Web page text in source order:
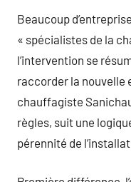
Beaucoup
« spécialistes de la
l’intervention se
raccorder la nouvelle
chauffagiste
règles, suit une
pérennité de